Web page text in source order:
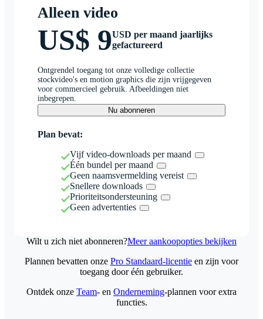
Alleen video
US$ 9USD per maand jaarlijks
gefactureerd
Ontgrendel toegang tot onze volledige collectie
stockvideo's en motion graphics die zijn vrijgegeven
voor commercieel gebruik. Afbeeldingen niet
inbegrepen.
Nu abonneren
Plan bevat:
Vijf video-downloads per maand
Één bundel per maand
Geen naamsvermelding vereist
Snellere downloads
Prioriteitsondersteuning
Geen advertenties
Wilt u zich niet abonneren?Meer aankoopopties bekijken
Plannen bevatten onze Pro Standaard-licentie en zijn voor
toegang door één gebruiker.
Ontdek onze Team- en Onderneming-plannen voor extra
functies.